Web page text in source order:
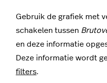
Gebruik de grafiek met
schakelen tussen
en deze informatie
Deze informatie wordt
filters.